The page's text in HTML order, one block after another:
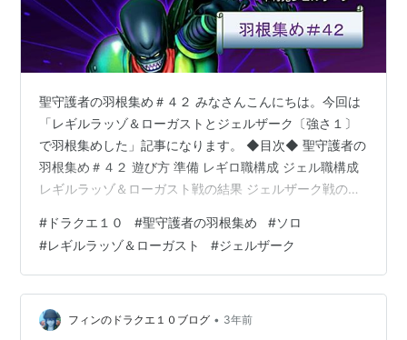
聖守護者の羽根集め＃４２ みなさんこんにちは。今回は
「レギルラッゾ＆ローガストとジェルザーク〔強さ１〕
で羽根集めした」記事になります。 ◆目次◆ 聖守護者の
羽根集め＃４２ 遊び方 準備 レギロ職構成 ジェル職構成
レギルラッゾ＆ローガスト戦の結果 ジェルザーク戦の結
遊び方 ・育てている４キャラ分の素材集めをします ・レ
ギロ・ジェル〔強さ１〕を同じサポで攻略したい ・サポ
は自分のキャラを雇います ・料理やわたあめは使用しま
せんが直前に遊んでいたコンテンツ等により効果が残っ
ている場合があります 準備 dq10.blog-finn0219.…
# ドラクエ１０ #聖守護者の羽根集め #ソロ
#レギルラッゾ＆ローガスト #ジェルザーク
フィンのドラクエ１０ブログ • 3年前